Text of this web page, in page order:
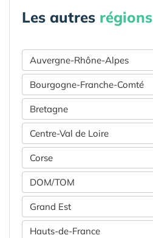
Les autres régions
Auvergne-Rhône-Alpes
Bourgogne-Franche-Comté
Bretagne
Centre-Val de Loire
Corse
DOM/TOM
Grand Est
Hauts-de-France